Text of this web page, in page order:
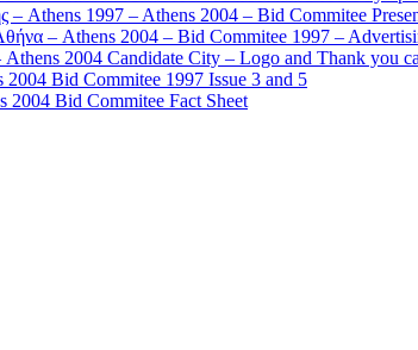
– Athens 1997 – Athens 2004 – Bid Commitee
– Athens 2004 – Bid Commitee 1997 –
2004 Candidate City – Logo and Thank you
2004 Bid Commitee 1997 Issue 3 and 5
2004 Bid Commitee Fact Sheet